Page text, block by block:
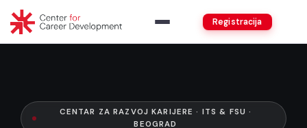
Registracija
CENTAR ZA RAZVOJ KARIJERE · ITS & FSU ·
BEOGRAD